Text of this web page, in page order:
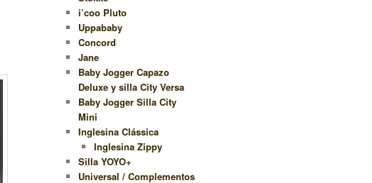
i’coo Pluto
Uppababy
Concord
Jane
Baby Jogger Capazo
Deluxe y silla City Versa
Baby Jogger Silla City
Mini
Inglesina Clássica
Inglesina Zippy
Silla YOYO+
Universal / Complementos